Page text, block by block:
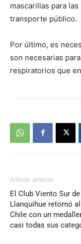
mascarillas para
transporte público.
Por último, es
son necesarias
respiratorios que
Artículo anterior
El Club Viento Sur de
Llanquihue retornó
Chile con un
casi todas sus